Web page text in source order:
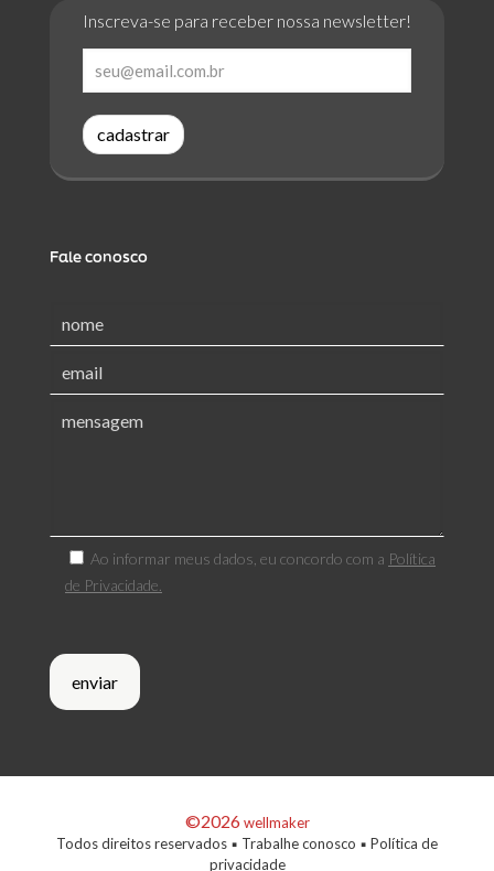
Inscreva-se para receber nossa newsletter!
cadastrar
Fale conosco
Ao informar meus dados, eu concordo com a Política
de Privacidade.
©2026wellmaker
Todos direitos reservados ▪ Trabalhe conosco ▪ Política de
privacidade